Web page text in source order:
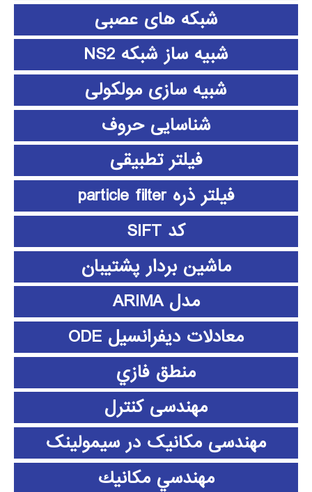
شبکه های عصبی
شبیه ساز شبکه NS2
شبیه سازی مولکولی
شناسایی حروف
فیلتر تطبیقی
فیلتر ذره particle filter
کد SIFT
ماشین بردار پشتیبان
مدل ARIMA
معادلات دیفرانسیل ODE
منطق فازي
مهندسی کنترل
مهندسی مکانیک در سیمولینک
مهندسي مكانيك